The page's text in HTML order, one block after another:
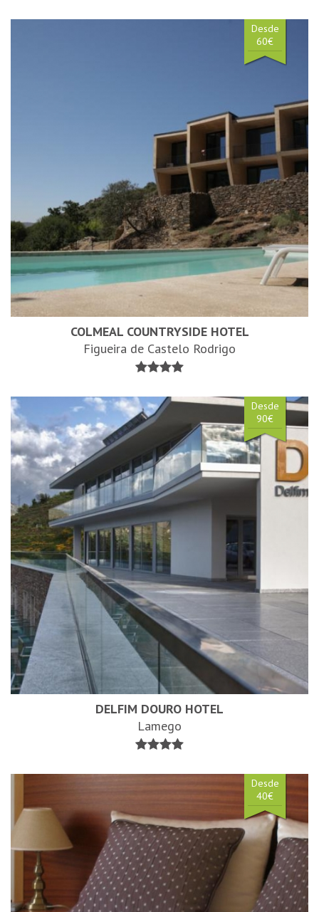
Desde
60€
COLMEAL COUNTRYSIDE HOTEL
Figueira de Castelo Rodrigo
Desde
90€
DELFIM DOURO HOTEL
Lamego
Desde
40€